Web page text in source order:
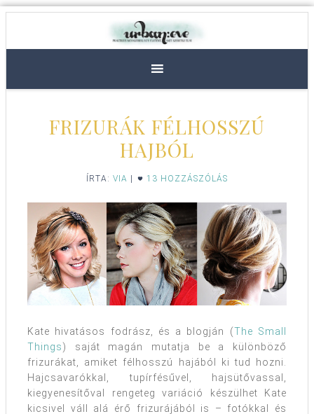
FRIZURÁK FÉLHOSSZÚ
HAJBÓL
ÍRTA: VIA 13 HOZZÁSZÓLÁS
Kate hivatásos fodrász, és a blogján (The Small
Things) saját magán mutatja be a különböző
frizurákat, amiket félhosszú hajából ki tud hozni.
Hajcsavarókkal, tupírfésűvel, hajsütővassal,
kiegyenesítőval rengeteg variáció készülhet Kate
kicsivel váll alá érő frizurájából is – fotókkal és